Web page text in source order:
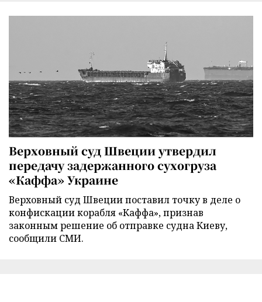
Верховный суд Швеции утвердил
передачу задержанного сухогруза
«Каффа» Украине
Верховный суд Швеции поставил точку в деле о
конфискации корабля «Каффа», признав
законным решение об отправке судна Киеву,
сообщили СМИ.